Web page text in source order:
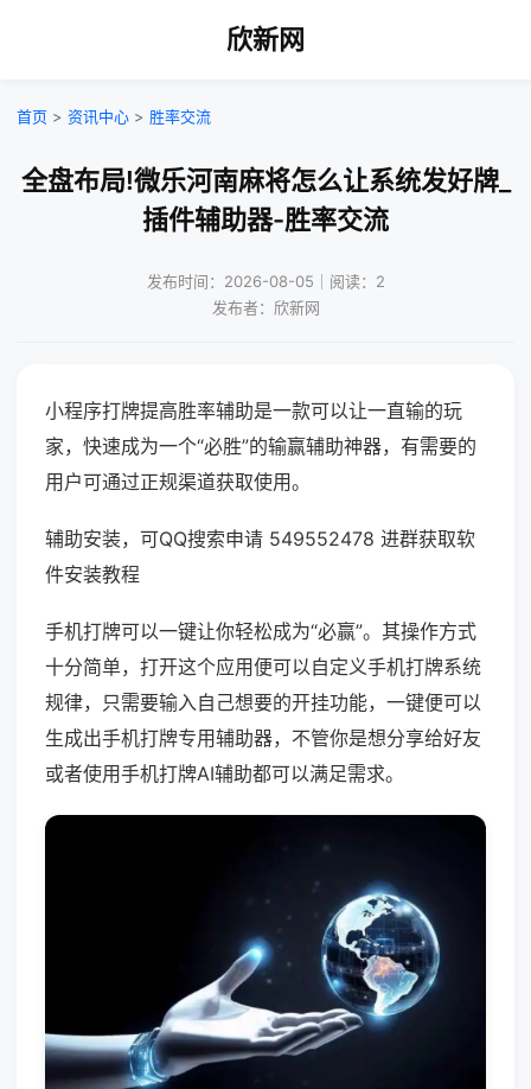
欣新网
首页 > 资讯中心 > 胜率交流
全盘布局!微乐河南麻将怎么让系统发好牌_
插件辅助器-胜率交流
发布时间：2026-08-05｜阅读：2
发布者：欣新网
小程序打牌提高胜率辅助是一款可以让一直输的玩
家，快速成为一个“必胜”的输赢辅助神器，有需要的
用户可通过正规渠道获取使用。
辅助安装，可QQ搜索申请 549552478 进群获取软
件安装教程
手机打牌可以一键让你轻松成为“必赢”。其操作方式
十分简单，打开这个应用便可以自定义手机打牌系统
规律，只需要输入自己想要的开挂功能，一键便可以
生成出手机打牌专用辅助器，不管你是想分享给好友
或者使用手机打牌AI辅助都可以满足需求。